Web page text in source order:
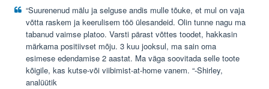
“Suurenenud mälu ja selguse andis mulle tõuke, et mul on vaja
võtta raskem ja keerulisem töö ülesandeid. Olin tunne nagu ma
tabanud vaimse platoo. Varsti pärast võttes toodet, hakkasin
märkama positiivset mõju. 3 kuu jooksul, ma sain oma
esimese edendamise 2 aastat. Ma väga soovitada selle toote
kõigile, kas kutse-või viibimist-at-home vanem. “-Shirley,
analüütik